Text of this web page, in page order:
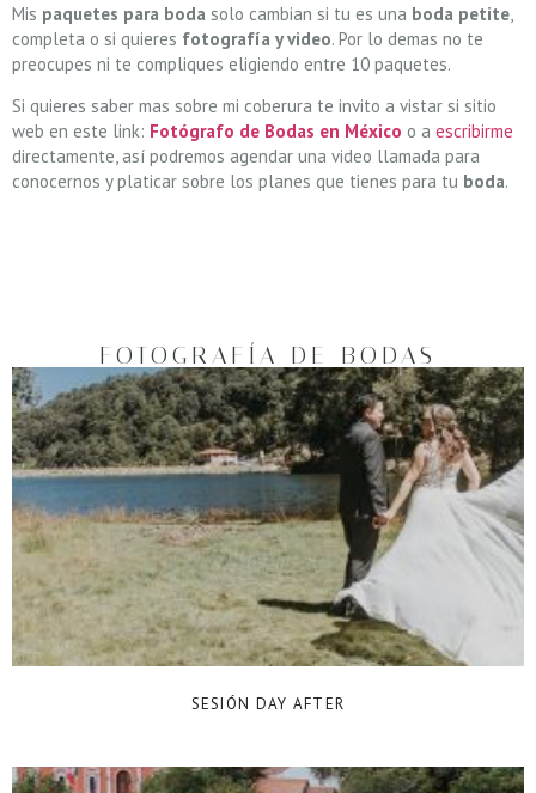
Mis paquetes para boda solo cambian si tu es una boda petite
completa o si quieres fotografía y video. Por lo demas no te
preocupes ni te compliques eligiendo entre 10 paquetes.
Si quieres saber mas sobre mi coberura te invito a vistar si sitio
web en este link: Fotógrafo de Bodas en México o a escribirme
directamente, así podremos agendar una video llamada para
conocernos y platicar sobre los planes que tienes para tu boda.
FOTOGRAFÍA DE BODAS
SESIÓN DAY AFTER